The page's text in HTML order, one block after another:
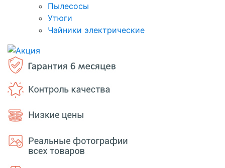
Пылесосы
Утюги
Чайники электрические